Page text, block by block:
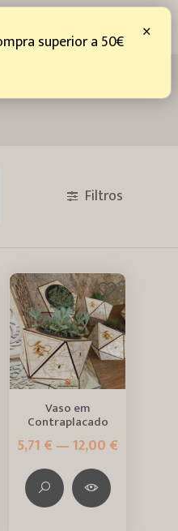
Filtros
Vaso em
Contraplacado
5,71 € — 12,00 €
×
superior a 50€